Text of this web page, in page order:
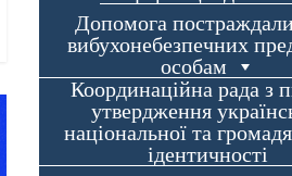
Допомога
вибухонебезпечних
особам
Координаційна рада з
утвердження
національної та
ідентичності